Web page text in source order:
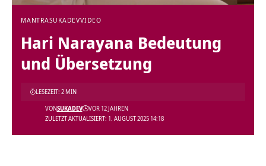
MANTRASUKADEVVIDEO
Hari Narayana Bedeutung
und Übersetzung
ZULETZT AKTUALISIERT: 1. AUGUST 2025 14:18
VONSUKADEV VOR 12 JAHREN
LESEZEIT: 2 MIN